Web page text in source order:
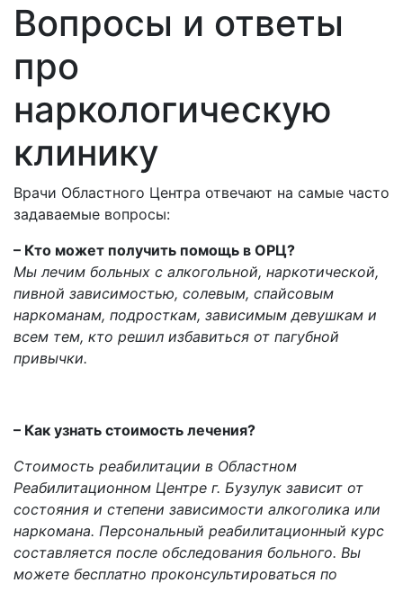
Вопросы и ответы
про
наркологическую
клинику
Врачи Областного Центра отвечают на самые часто
задаваемые вопросы:
– Кто может получить помощь в ОРЦ?
Мы лечим больных с алкогольной, наркотической,
пивной зависимостью, солевым, спайсовым
наркоманам, подросткам, зависимым девушкам и
всем тем, кто решил избавиться от пагубной
привычки.
– Как узнать стоимость лечения?
Стоимость реабилитации в Областном
Реабилитационном Центре г. Бузулук зависит от
состояния и степени зависимости алкоголика или
наркомана. Персональный реабилитационный курс
составляется после обследования больного. Вы
можете бесплатно проконсультироваться по